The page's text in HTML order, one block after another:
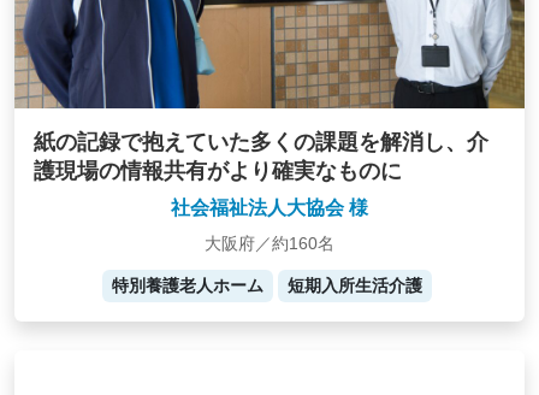
紙の記録で抱えていた多くの課題を解消し、介
護現場の情報共有がより確実なものに
社会福祉法人大協会 様
大阪府／約160名
特別養護老人ホーム 短期入所生活介護